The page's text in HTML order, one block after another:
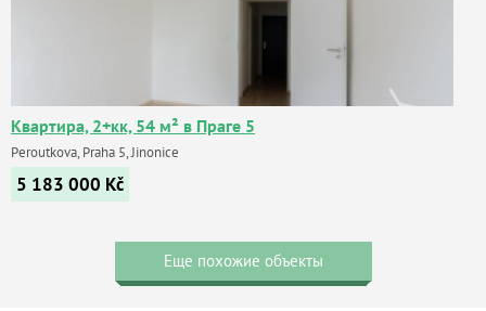
Квартира, 2+кк, 54 м² в Праге 5
Peroutkova, Praha 5, Jinonice
5 183 000 Kč
Еще похожие объекты